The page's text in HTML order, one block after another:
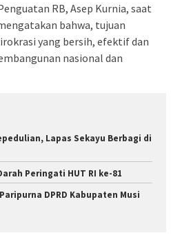
RB, Asep Kurnia, saat
bahwa, tujuan
yang bersih, efektif dan
nasional dan
Lapas Sekayu Berbagi di
Peringati HUT RI ke-81
DPRD Kabupaten Musi